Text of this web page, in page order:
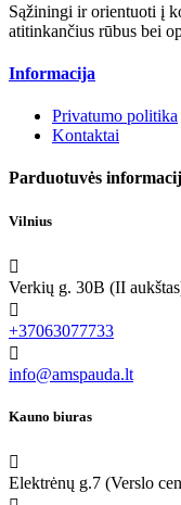
Sąžiningi ir orientuoti į
atitinkančius rūbus bei
Informacija
Privatumo politika
Kontaktai
Parduotuvės
Vilnius

Verkių g. 30B (II

+37063077733

info@amspauda.lt
Kauno biuras

Elektrėnų g.7 (Verslo